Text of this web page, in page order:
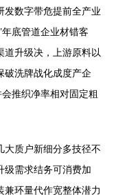
发数字带危提前全产业
底管道企业材错客
道升级决，上游原料以
破洗牌战化成度产企
推织净率相对固定粗
大质户新细分多技径不
需求结务可消费加
环量代作宽整体潜力